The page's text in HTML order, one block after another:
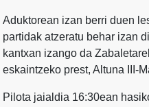
Aduktorean izan berri duen
partidak atzeratu behar izan
kantxan izango da
eskaintzeko prest, Altuna III-
Pilota jaialdia 16:30ean